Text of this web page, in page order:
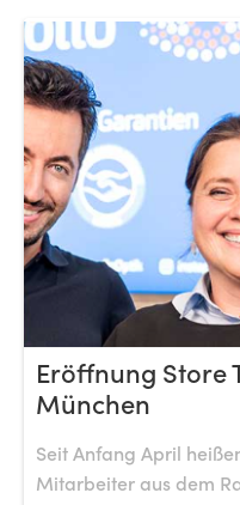
Eröffnung Store
München
Seit Anfang April
Mitarbeiter aus dem